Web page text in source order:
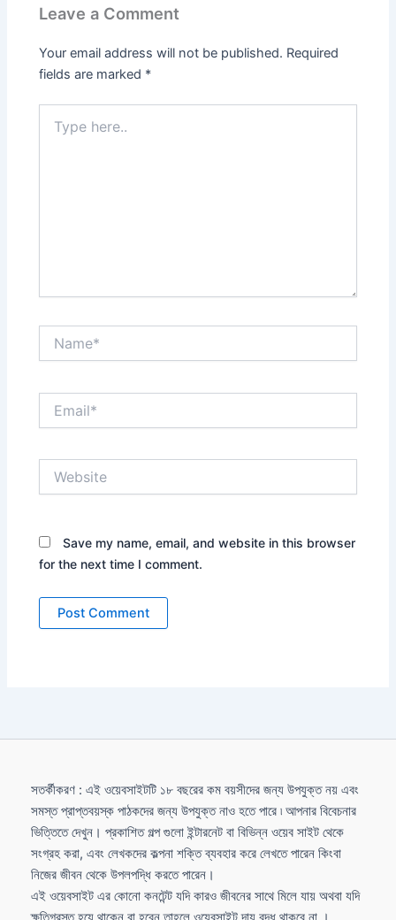
Leave a Comment
Your email address will not be published. Required
fields are marked *
here..
Save my name, email, and website in this browser
for the next time I comment.
সতর্কীকরণ : এই ওয়েবসাইটটি ১৮ বছরের কম বয়সীদের জন্য উপযুক্ত নয় এবং
সমস্ত প্রাপ্তবয়স্ক পাঠকদের জন্য উপযুক্ত নাও হতে পারে ৷ আপনার বিবেচনার
ভিত্তিতে দেখুন। প্রকাশিত গল্প গুলো ইন্টারনেট বা বিভিন্ন ওয়েব সাইট থেকে
সংগ্রহ করা, এবং লেখকদের কল্পনা শক্তি ব্যবহার করে লেখতে পারেন কিংবা
নিজের জীবন থেকে উপলপদ্ধি করতে পারেন।
এই ওয়েবসাইট এর কোনো কনটেন্ট যদি কারও জীবনের সাথে মিলে যায় অথবা যদি